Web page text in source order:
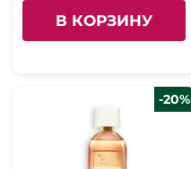
В КОРЗИНУ
-20%